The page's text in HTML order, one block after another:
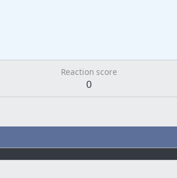
Reaction score
0